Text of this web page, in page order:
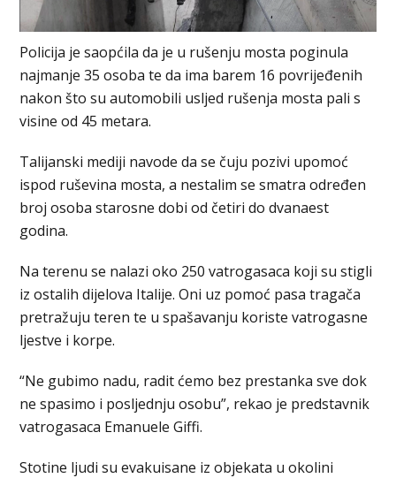
Policija je saopćila da je u rušenju mosta poginula
najmanje 35 osoba te da ima barem 16 povrijeđenih
nakon što su automobili usljed rušenja mosta pali s
visine od 45 metara.
Talijanski mediji navode da se čuju pozivi upomoć
ispod ruševina mosta, a nestalim se smatra određen
broj osoba starosne dobi od četiri do dvanaest
godina.
Na terenu se nalazi oko 250 vatrogasaca koji su stigli
iz ostalih dijelova Italije. Oni uz pomoć pasa tragača
pretražuju teren te u spašavanju koriste vatrogasne
ljestve i korpe.
“Ne gubimo nadu, radit ćemo bez prestanka sve dok
ne spasimo i posljednju osobu”, rekao je predstavnik
vatrogasaca Emanuele Giffi.
Stotine ljudi su evakuisane iz objekata u okolini